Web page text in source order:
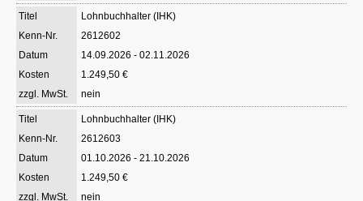
Lohnbuchhalter (IHK)
2612602
14.09.2026 - 02.11.2026
1.249,50 €
nein
Lohnbuchhalter (IHK)
2612603
01.10.2026 - 21.10.2026
1.249,50 €
nein